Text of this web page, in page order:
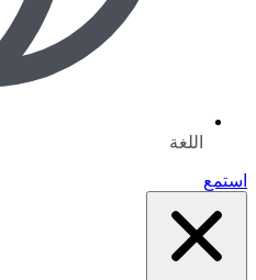
اللغة
استمع